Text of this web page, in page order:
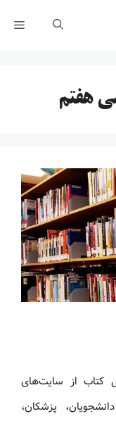
هفتم
کتاب‌ از سایت‌های
پزشکان،